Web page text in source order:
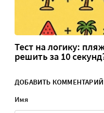
Тест на логику:
решить за 10
ДОБАВИТЬ КОММЕНТАРИЙ
Имя